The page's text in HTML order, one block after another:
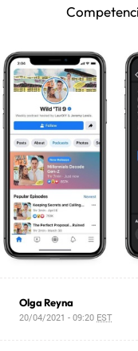
Olga Reyna
20/04/2021 - 09:20 EST